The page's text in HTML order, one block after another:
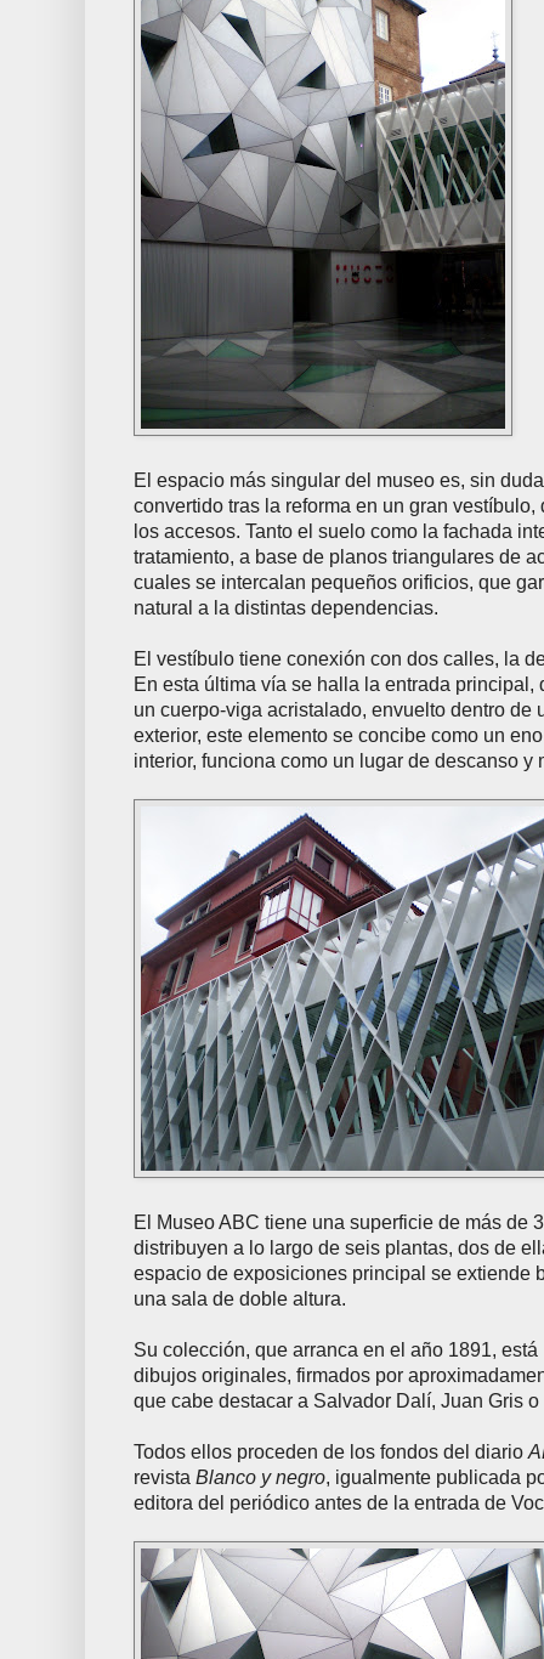
El espacio más singular del museo es, sin
convertido tras la reforma en un gran
los accesos. Tanto el suelo como la fachada
tratamiento, a base de planos triangulares de
cuales se intercalan pequeños orificios, que
natural a la distintas dependencias.
El vestíbulo tiene conexión con dos calles, la
En esta última vía se halla la entrada principal,
un cuerpo-viga acristalado, envuelto dentro de
exterior, este elemento se concibe como un
interior, funciona como un lugar de descanso y
El Museo ABC tiene una superficie de más de
distribuyen a lo largo de seis plantas, dos de
espacio de exposiciones principal se extiende
una sala de doble altura.
Su colección, que arranca en el año 1891,
dibujos originales, firmados por
que cabe destacar a Salvador Dalí, Juan Gris
Todos ellos proceden de los fondos del diario
revista Blanco y negro, igualmente publicada
editora del periódico antes de la entrada de